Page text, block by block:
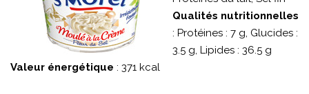
Qualités nutritionnelles
: Protéines : 7 g, Glucides :
3.5 g, Lipides : 36.5 g
Valeur énergétique : 371 kcal